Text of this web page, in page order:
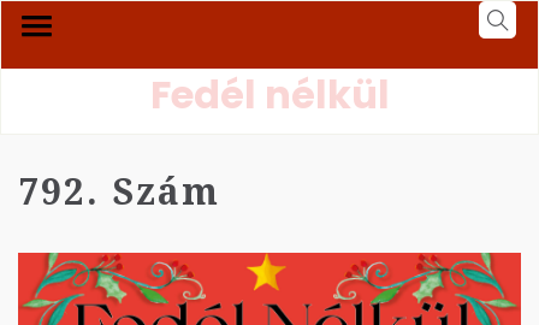
Fedél nélkül
792. Szám